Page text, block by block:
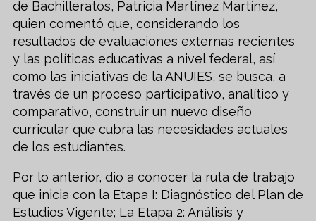
de Bachilleratos, Patricia Martínez Martínez,
quien comentó que, considerando los
resultados de evaluaciones externas recientes
y las políticas educativas a nivel federal, así
como las iniciativas de la ANUIES, se busca, a
través de un proceso participativo, analítico y
comparativo, construir un nuevo diseño
curricular que cubra las necesidades actuales
de los estudiantes.
Por lo anterior, dio a conocer la ruta de trabajo
que inicia con la Etapa I: Diagnóstico del Plan de
Estudios Vigente; La Etapa 2: Análisis y